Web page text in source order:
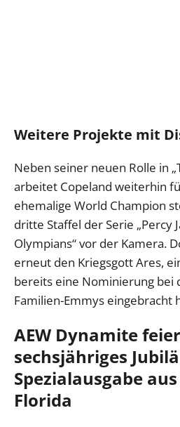
Weitere Projekte mit
Neben seiner neuen Rolle in
arbeitet Copeland weiterhin
ehemalige World Champion
dritte Staffel der Serie „Percy
Olympians“ vor der Kamera.
erneut den Kriegsgott Ares,
bereits eine Nominierung bei
Familien-Emmys eingebracht
AEW Dynamite
sechsjähriges
Spezialausgabe
Florida